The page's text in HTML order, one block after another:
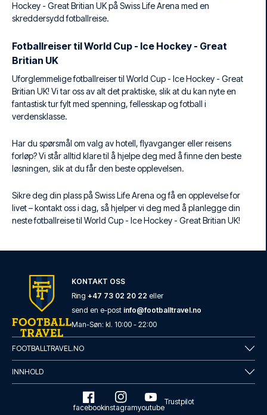
Hockey - Great Britian UK på Swiss Life Arena med en
skreddersydd fotballreise.
Fotballreiser til World Cup - Ice Hockey - Great
Britian UK
Uforglemmelige fotballreiser til World Cup - Ice Hockey - Great
Britian UK! Vi tar oss av alt det praktiske, slik at du kan nyte en
fantastisk tur fylt med spenning, fellesskap og fotball i
verdensklasse.
Har du spørsmål om valg av hotell, flyavganger eller reisens
forløp? Vi står alltid klare til å hjelpe deg med å finne den beste
løsningen, slik at du får den beste opplevelsen.
Sikre deg din plass på Swiss Life Arena og få en opplevelse for
livet – kontakt oss i dag, så hjelper vi deg med å planlegge din
neste fotballreise til World Cup - Ice Hockey - Great Britian UK!
KONTAKT OSS
Ring +47 73 02 20 22 eller
send en e-post info@footballtravel.no
Man-Søn: kl. 10:00 - 22:00
FOOTBALLTRAVEL.NO
INNHOLD
facebookinstagramyoutube
Trustpilot